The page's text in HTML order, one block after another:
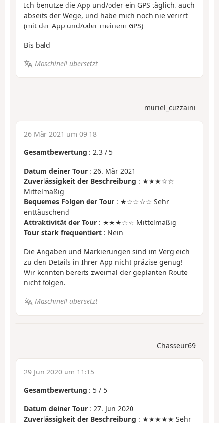
Ich benutze die App und/oder ein GPS täglich, auch
abseits der Wege, und habe mich noch nie verirrt
(mit der App und/oder meinem GPS)
Bis bald
Maschinell übersetzt
muriel_cuzzaini
26 Mär 2021 um 09:18
Gesamtbewertung : 2.3 / 5
Datum deiner Tour : 26. Mär 2021
Zuverlässigkeit der Beschreibung : ★★★☆☆
Mittelmäßig
Bequemes Folgen der Tour : ★☆☆☆☆ Sehr
enttäuschend
Attraktivität der Tour : ★★★☆☆ Mittelmäßig
Tour stark frequentiert : Nein
Die Angaben und Markierungen sind im Vergleich
zu den Details in Ihrer App nicht präzise genug!
Wir konnten bereits zweimal der geplanten Route
nicht folgen.
Maschinell übersetzt
Chasseur69
29 Jun 2020 um 11:15
Gesamtbewertung : 5 / 5
Datum deiner Tour : 27. Jun 2020
Zuverlässigkeit der Beschreibung : ★★★★★ Sehr